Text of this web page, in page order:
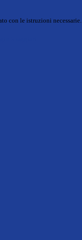
con le istruzioni necessarie.